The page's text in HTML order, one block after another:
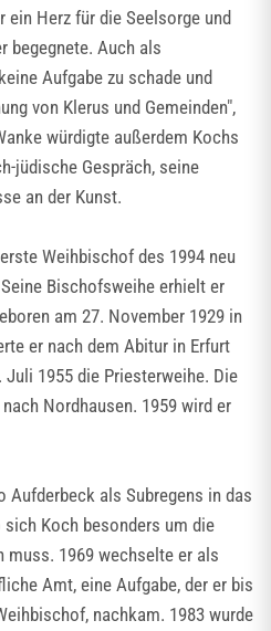
Herz für die Seelsorge und
begegnete. Auch als
Aufgabe zu schade und
von Klerus und Gemeinden",
würdigte außerdem Kochs
jüdische Gespräch, seine
an der Kunst.
Weihbischof des 1994 neu
Bischofsweihe erhielt er
am 27. November 1929 in
er nach dem Abitur in Erfurt
1955 die Priesterweihe. Die
Nordhausen. 1959 wird er
Aufderbeck als Subregens in das
Koch besonders um die
muss. 1969 wechselte er als
Amt, eine Aufgabe, der er bis
nachkam. 1983 wurde